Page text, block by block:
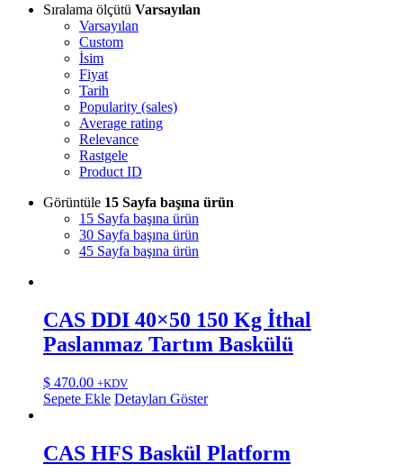
Sıralama ölçütü Varsayılan
Varsayılan
Custom
İsim
Fiyat
Tarih
Popularity (sales)
Average rating
Relevance
Rastgele
Product ID
Görüntüle 15 Sayfa başına ürün
15 Sayfa başına ürün
30 Sayfa başına ürün
45 Sayfa başına ürün
CAS DDI 40×50 150 Kg İthal
Paslanmaz Tartım Baskülü
$ 470.00 +KDV
Sepete Ekle Detayları Göster
CAS HFS Baskül Platform